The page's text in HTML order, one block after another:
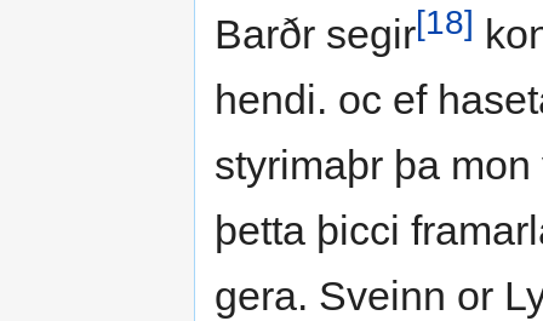
Barðr segir[18]
hendi. oc ef
styrimaþr þa
þetta þicci
gera. Sveinn or